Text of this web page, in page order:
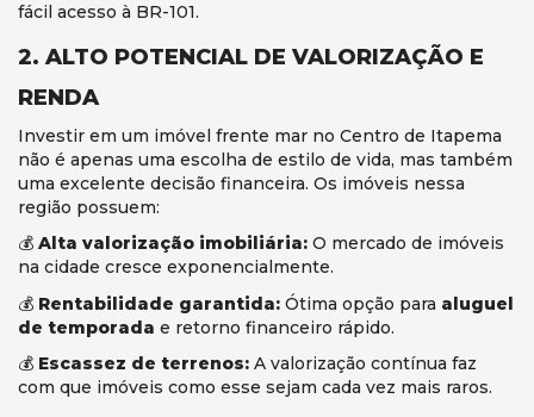
fácil acesso à BR-101.
2. ALTO POTENCIAL DE VALORIZAÇÃO E
RENDA
Investir em um imóvel frente mar no Centro de Itapema
não é apenas uma escolha de estilo de vida, mas também
uma excelente decisão financeira. Os imóveis nessa
região possuem:
💰 Alta valorização imobiliária: O mercado de imóveis
na cidade cresce exponencialmente.
💰 Rentabilidade garantida: Ótima opção para aluguel
de temporada e retorno financeiro rápido.
💰 Escassez de terrenos: A valorização contínua faz
com que imóveis como esse sejam cada vez mais raros.